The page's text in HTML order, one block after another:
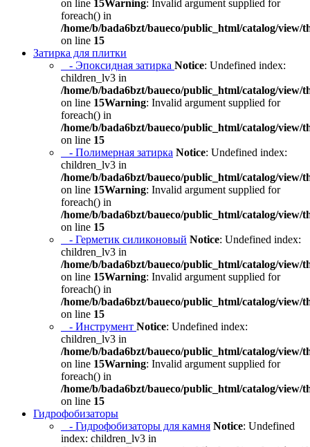
on line 15Warning: Invalid argument supplied for
foreach() in
/home/b/bada6bzt/baueco/public_html/catalog/view/
on line 15
Затирка для плитки
- Эпоксидная затирка Notice: Undefined index:
children_lv3 in
/home/b/bada6bzt/baueco/public_html/catalog/view/
on line 15Warning: Invalid argument supplied for
foreach() in
/home/b/bada6bzt/baueco/public_html/catalog/view/
on line 15
- Полимерная затирка Notice: Undefined index:
children_lv3 in
/home/b/bada6bzt/baueco/public_html/catalog/view/
on line 15Warning: Invalid argument supplied for
foreach() in
/home/b/bada6bzt/baueco/public_html/catalog/view/
on line 15
- Герметик силиконовый Notice: Undefined index:
children_lv3 in
/home/b/bada6bzt/baueco/public_html/catalog/view/
on line 15Warning: Invalid argument supplied for
foreach() in
/home/b/bada6bzt/baueco/public_html/catalog/view/
on line 15
- Инструмент Notice: Undefined index:
children_lv3 in
/home/b/bada6bzt/baueco/public_html/catalog/view/
on line 15Warning: Invalid argument supplied for
foreach() in
/home/b/bada6bzt/baueco/public_html/catalog/view/
on line 15
Гидрофобизаторы
- Гидрофобизаторы для камня Notice: Undefined
index: children_lv3 in